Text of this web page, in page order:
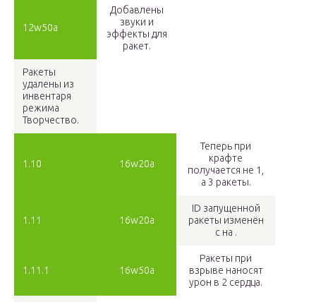
12w50a
Добавлены
звуки и
эффекты для
ракет.
Ракеты
удалены из
инвентаря
режима
Творчество.
1.10 16w20a
Теперь при
крафте
получается не 1,
а 3 ракеты.
1.11 16w20a
ID запущенной
ракеты изменён
с на .
1.11.1 16w50a
Ракеты при
взрыве наносят
урон в 2 сердца.